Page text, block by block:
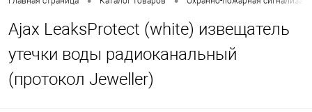
Ajax LeaksProtect (white) извещатель
утечки воды радиоканальный
(протокол Jeweller)